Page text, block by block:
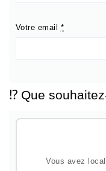
Votre email *
⁉️ Que
Vous avez